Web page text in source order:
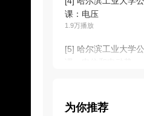
课：电压
1.9万播放
[5] 哈尔滨工业大学
课：电位和电动势
为你推荐